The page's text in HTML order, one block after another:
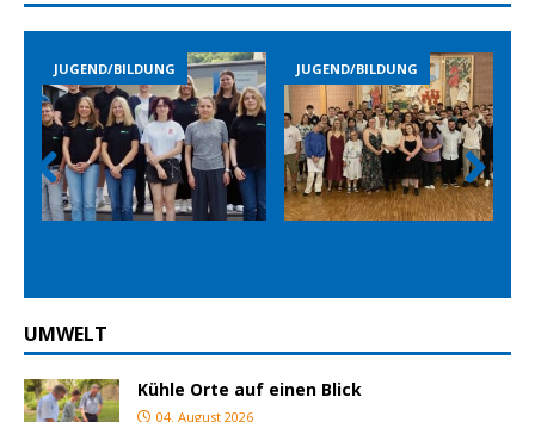
JUGEND/BILDUNG JUGEND/BILDUNG
Prev
ious
Nex
t
UMWELT
Kühle Orte auf einen Blick
04. August 2026